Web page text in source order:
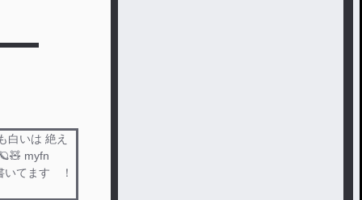
絶え
myfn
てます ！